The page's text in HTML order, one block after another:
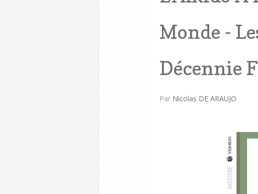
Monde -
Décennie
Par Nicolas DE ARAUJO